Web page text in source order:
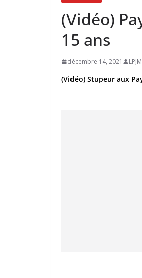
(Vidéo)
15 ans
décembre 14, 2021 LPJM
(Vidéo) Stupeur aux